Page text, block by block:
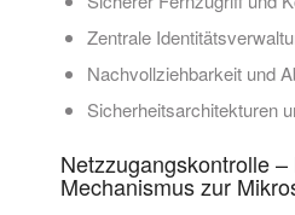
Zentrale
Nachvollziehbarkeit und
Sicherheitsarchitekturen
Netzzugangskontrolle
Mechanismus zur